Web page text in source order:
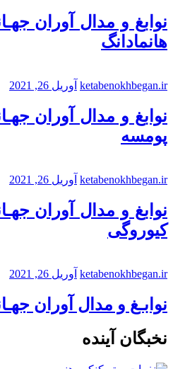
نوابغ و مدال آوران
هانمادانگ
ketabenokhbegan.ir آوریل 26, 2021
نوابغ و مدال آوران
پومسه
ketabenokhbegan.ir آوریل 26, 2021
نوابغ و مدال آوران
کیوروگی
ketabenokhbegan.ir آوریل 26, 2021
نوابـغ و مدال آوران
نخبگان آینده